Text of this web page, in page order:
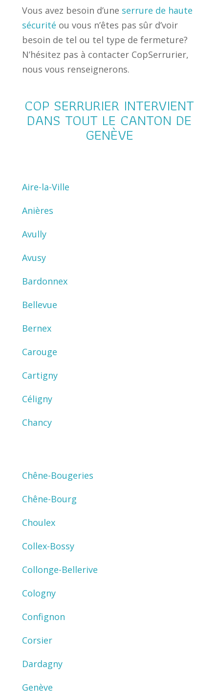
Vous avez besoin d’une serrure de haute
sécurité ou vous n’êtes pas sûr d’voir
besoin de tel ou tel type de fermeture?
N’hésitez pas à contacter CopSerrurier,
nous vous renseignerons.
COP SERRURIER INTERVIENT
DANS TOUT LE CANTON DE
GENÈVE
Aire-la-Ville
Anières
Avully
Avusy
Bardonnex
Bellevue
Bernex
Carouge
Cartigny
Céligny
Chancy
Chêne-Bougeries
Chêne-Bourg
Choulex
Collex-Bossy
Collonge-Bellerive
Cologny
Confignon
Corsier
Dardagny
Genève